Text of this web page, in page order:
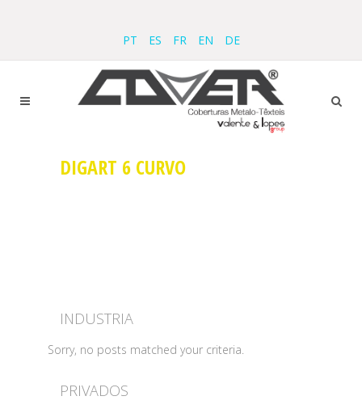
PT ES FR EN DE
DIGART 6 CURVO
INDUSTRIA
Sorry, no posts matched your criteria.
PRIVADOS